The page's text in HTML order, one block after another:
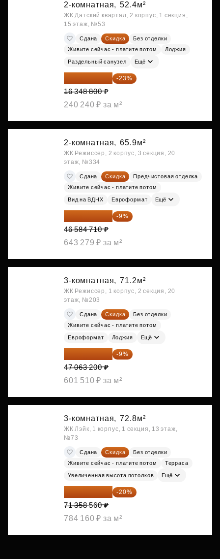
2-комнатная, 52.4м²
ЖК Датский квартал, 2 корпус, 1 секция,
15 этаж, №53
Сдана Скидка
Без отделки
Живите сейчас - платите потом
Лоджия
Раздельный санузел Ещё
12 588 576 ₽ -23%
16 348 800 ₽
240 240 ₽ за м²
2-комнатная, 65.9м²
ЖК Режиссер, 2 корпус, 3 секция, 20
этаж, №334
Сдана Скидка
Предчистовая отделка
Живите сейчас - платите потом
Вид на ВДНХ Евроформат Ещё
42 392 086 ₽ -9%
46 584 710 ₽
643 279 ₽ за м²
3-комнатная, 71.2м²
ЖК Режиссер, 1 корпус, 2 секция, 20
этаж, №203
Сдана Скидка
Без отделки
Живите сейчас - платите потом
Евроформат Лоджия Ещё
42 827 512 ₽ -9%
47 063 200 ₽
601 510 ₽ за м²
3-комнатная, 72.8м²
ЖК Лэйк, 1 корпус, 1 секция, 13 этаж,
№73
Сдана Скидка
Без отделки
Живите сейчас - платите потом
Терраса
Увеличенная высота потолков Ещё
57 086 848 ₽ -20%
71 358 560 ₽
784 160 ₽ за м²